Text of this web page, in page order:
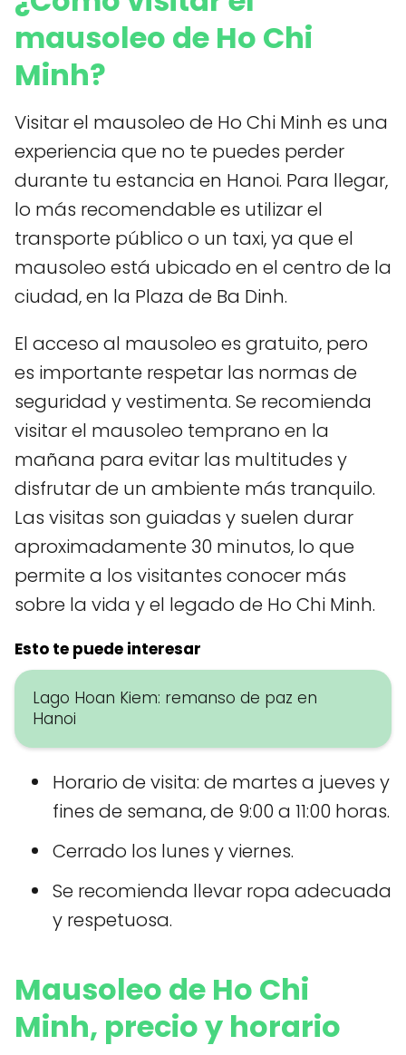
mausoleo de Ho Chi
Minh?
Visitar el mausoleo de Ho Chi Minh es una
experiencia que no te puedes perder
durante tu estancia en Hanoi. Para llegar,
lo más recomendable es utilizar el
transporte público o un taxi, ya que el
mausoleo está ubicado en el centro de la
ciudad, en la Plaza de Ba Dinh.
El acceso al mausoleo es gratuito, pero
es importante respetar las normas de
seguridad y vestimenta. Se recomienda
visitar el mausoleo temprano en la
mañana para evitar las multitudes y
disfrutar de un ambiente más tranquilo.
Las visitas son guiadas y suelen durar
aproximadamente 30 minutos, lo que
permite a los visitantes conocer más
sobre la vida y el legado de Ho Chi Minh.
Esto te puede interesar
Lago Hoan Kiem: remanso de paz en
Hanoi
Horario de visita: de martes a jueves y
fines de semana, de 9:00 a 11:00 horas.
Cerrado los lunes y viernes.
Se recomienda llevar ropa adecuada
y respetuosa.
Mausoleo de Ho Chi
Minh, precio y horario